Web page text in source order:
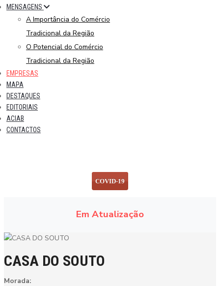
MENSAGENS
A Importância do Comércio
Tradicional da Região
O Potencial do Comércio
Tradicional da Região
EMPRESAS
MAPA
DESTAQUES
EDITORIAIS
ACIAB
CONTACTOS
COVID-19
Em Atualização
CASA DO SOUTO
Morada: